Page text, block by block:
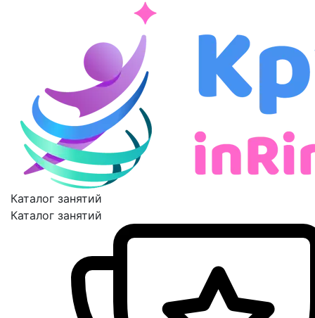
Каталог занятий
Каталог занятий